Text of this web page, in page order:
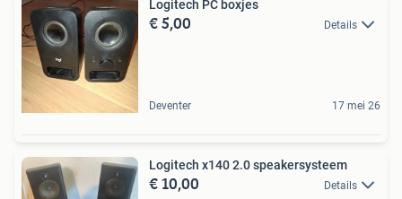
Logitech PC boxjes
€ 5,00 Details
Deventer 17 mei 26
Logitech x140 2.0 speakersysteem
€ 10,00 Details